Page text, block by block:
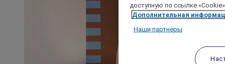
доступную по ссылке
Дополнительная
Наши партнеры